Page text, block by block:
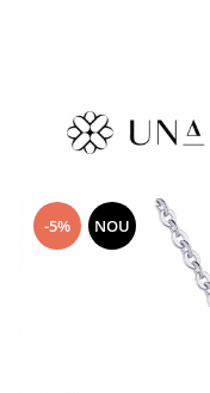
Cadouri pentru EA
CADOURI sub 150 lei - EA
CADOURI sub 150 lei - EL
-5% NOU